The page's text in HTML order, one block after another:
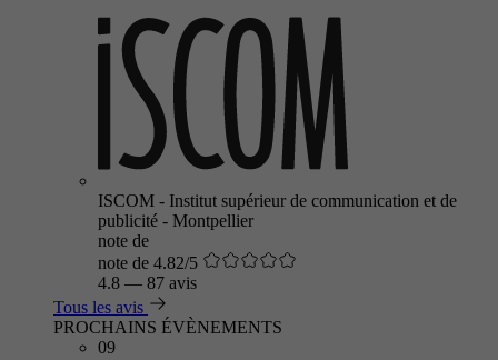
ISCOM - Institut supérieur de communication et de
publicité - Montpellier
note de
note de 4.82/5
4.8 — 87 avis
Tous les avis
PROCHAINS ÉVÈNEMENTS
09